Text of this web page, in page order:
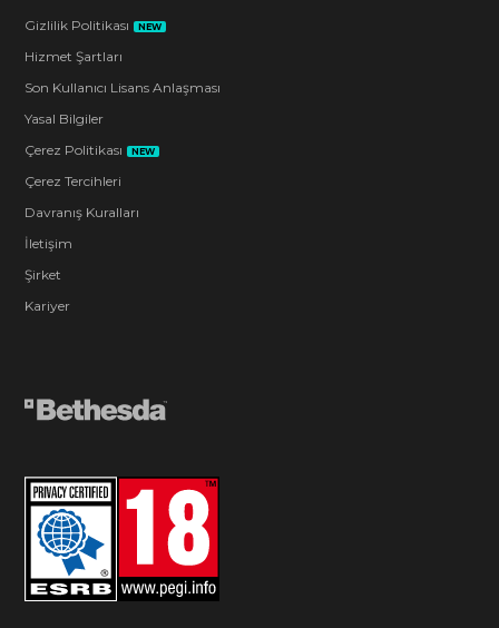
Gizlilik Politikası NEW
Hizmet Şartları
Son Kullanıcı Lisans Anlaşması
Yasal Bilgiler
Çerez Politikası
NEW
Çerez Tercihleri
Davranış Kuralları
İletişim
Şirket
Kariyer